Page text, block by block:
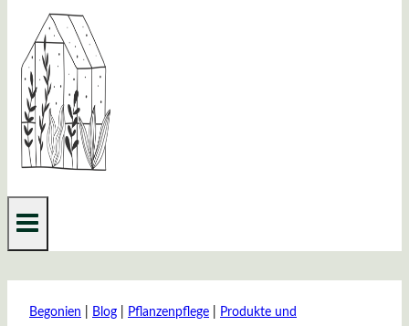
Begonien Blog Pflanzenpflege
Produkte und